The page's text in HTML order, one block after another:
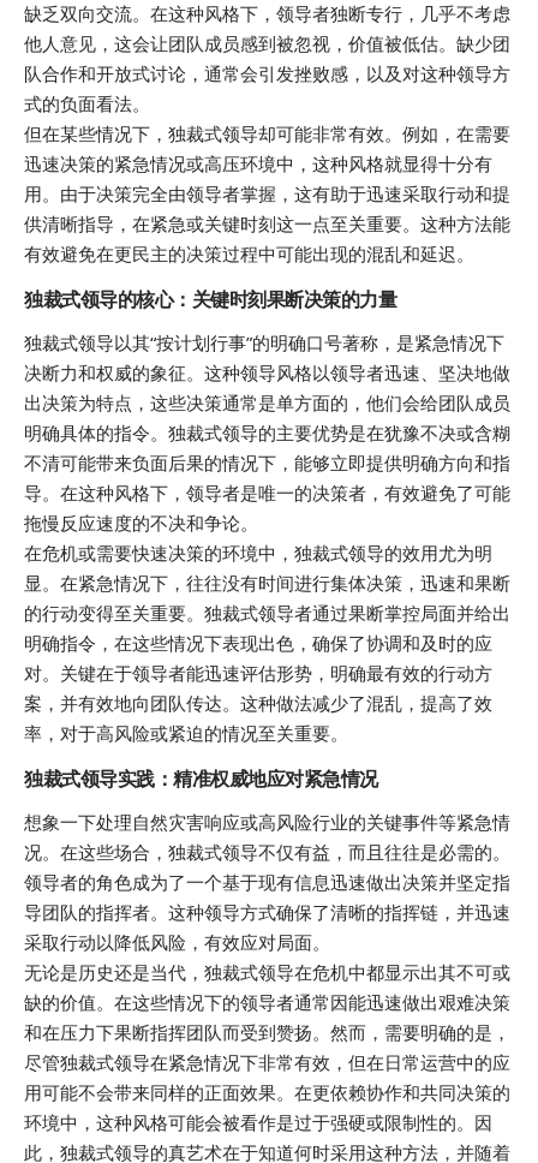
缺乏双向交流。在这种风格下，领导者独断专行，几乎不考虑
他人意见，这会让团队成员感到被忽视，价值被低估。缺少团
队合作和开放式讨论，通常会引发挫败感，以及对这种领导方
式的负面看法。
但在某些情况下，独裁式领导却可能非常有效。例如，在需要
迅速决策的紧急情况或高压环境中，这种风格就显得十分有
用。由于决策完全由领导者掌握，这有助于迅速采取行动和提
供清晰指导，在紧急或关键时刻这一点至关重要。这种方法能
有效避免在更民主的决策过程中可能出现的混乱和延迟。
独裁式领导的核心：关键时刻果断决策的力量
独裁式领导以其“按计划行事”的明确口号著称，是紧急情况下
决断力和权威的象征。这种领导风格以领导者迅速、坚决地做
出决策为特点，这些决策通常是单方面的，他们会给团队成员
明确具体的指令。独裁式领导的主要优势是在犹豫不决或含糊
不清可能带来负面后果的情况下，能够立即提供明确方向和指
导。在这种风格下，领导者是唯一的决策者，有效避免了可能
拖慢反应速度的不决和争论。
在危机或需要快速决策的环境中，独裁式领导的效用尤为明
显。在紧急情况下，往往没有时间进行集体决策，迅速和果断
的行动变得至关重要。独裁式领导者通过果断掌控局面并给出
明确指令，在这些情况下表现出色，确保了协调和及时的应
对。关键在于领导者能迅速评估形势，明确最有效的行动方
案，并有效地向团队传达。这种做法减少了混乱，提高了效
率，对于高风险或紧迫的情况至关重要。
独裁式领导实践：精准权威地应对紧急情况
想象一下处理自然灾害响应或高风险行业的关键事件等紧急情
况。在这些场合，独裁式领导不仅有益，而且往往是必需的。
领导者的角色成为了一个基于现有信息迅速做出决策并坚定指
导团队的指挥者。这种领导方式确保了清晰的指挥链，并迅速
采取行动以降低风险，有效应对局面。
无论是历史还是当代，独裁式领导在危机中都显示出其不可或
缺的价值。在这些情况下的领导者通常因能迅速做出艰难决策
和在压力下果断指挥团队而受到赞扬。然而，需要明确的是，
尽管独裁式领导在紧急情况下非常有效，但在日常运营中的应
用可能不会带来同样的正面效果。在更依赖协作和共同决策的
环境中，这种风格可能会被看作是过于强硬或限制性的。因
此，独裁式领导的真艺术在于知道何时采用这种方法，并随着